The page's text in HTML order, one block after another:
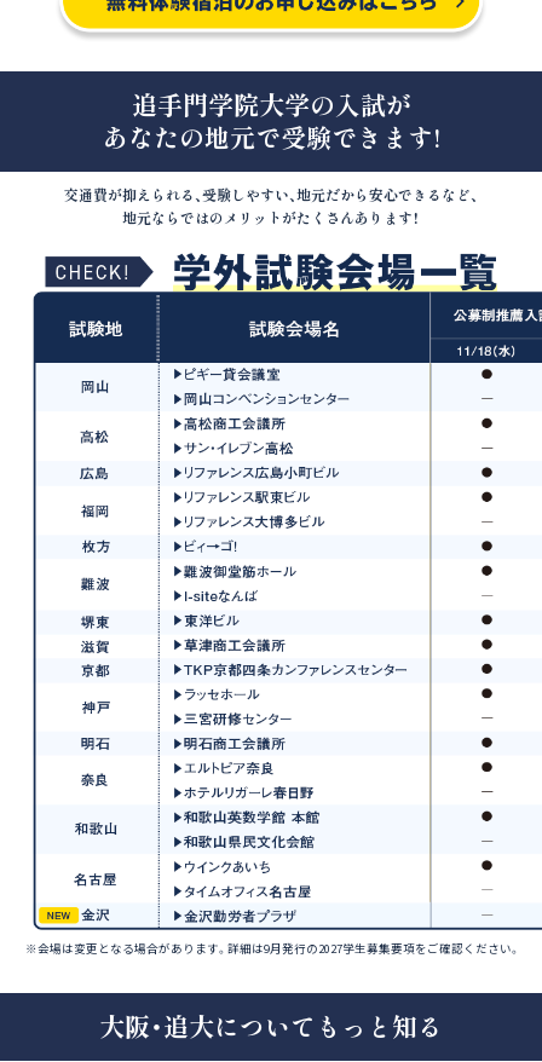
追手門学院大学の入試が
あなたの地元で受験できます!
交通費が抑えられる、受験しやすい、地元だから安心できるなど、
地元ならではのメリットがたくさんあります！
※会場は変更となる場合があります。詳細は9月発行の2027学生募集要項をご確認ください。
大阪・追大についてもっと知る